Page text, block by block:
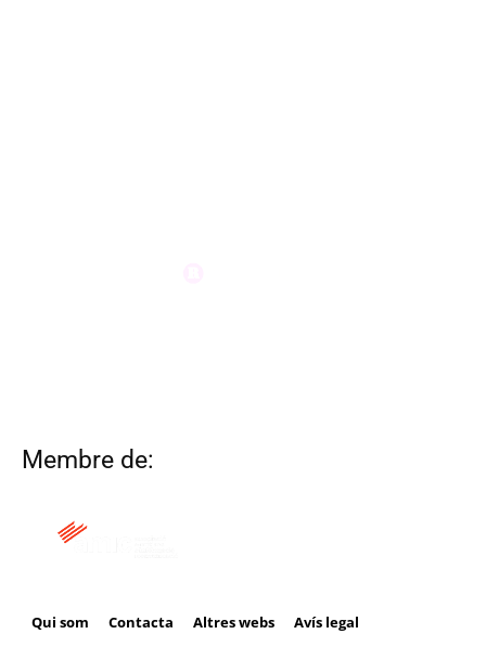
Membre de:
Qui som Contacta Altres webs Avís legal